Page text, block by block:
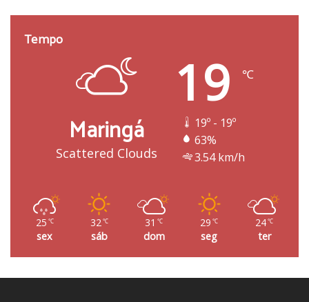
Tempo
Maringá
Scattered Clouds
19 ℃
19º - 19º
63%
3.54 km/h
25 ℃
sex
32 ℃
sáb
31 ℃
dom
29 ℃
seg
24℃
ter